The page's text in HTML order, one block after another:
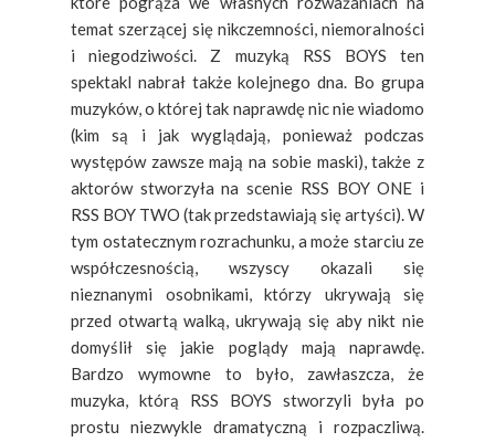
temat szerzącej się nikczemności, niemoralności
i niegodziwości. Z muzyką RSS BOYS ten
spektakl nabrał także kolejnego dna. Bo grupa
muzyków, o której tak naprawdę nic nie wiadomo
(kim są i jak wyglądają, ponieważ podczas
występów zawsze mają na sobie maski), także z
aktorów stworzyła na scenie RSS BOY ONE i
RSS BOY TWO (tak przedstawiają się artyści). W
tym ostatecznym rozrachunku, a może starciu ze
współczesnością, wszyscy okazali się
nieznanymi osobnikami, którzy ukrywają się
przed otwartą walką, ukrywają się aby nikt nie
domyślił się jakie poglądy mają naprawdę.
Bardzo wymowne to było, zawłaszcza, że
muzyka, którą RSS BOYS stworzyli była po
prostu niezwykle dramatyczną i rozpaczliwą.